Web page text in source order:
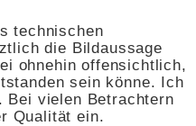
technischen
die Bildaussage
ohnehin offensichtlich,
sein könne. Ich
Bei vielen Betrachtern
Qualität ein.